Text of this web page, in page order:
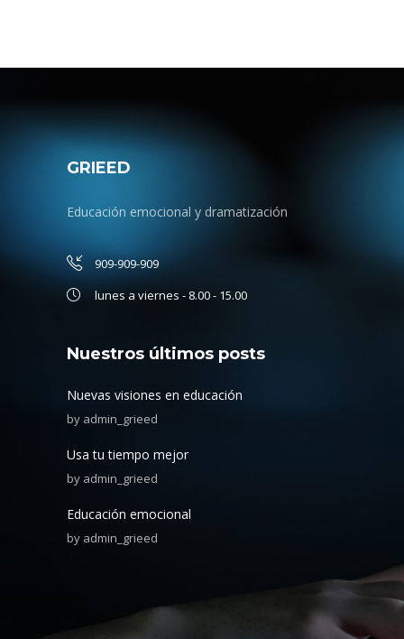
GRIEED
Educación emocional y dramatización
909-909-909
lunes a viernes - 8.00 - 15.00
Nuestros últimos posts
Nuevas visiones en educación
by admin_grieed
Usa tu tiempo mejor
by admin_grieed
Educación emocional
by admin_grieed